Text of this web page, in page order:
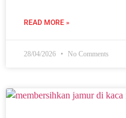
READ MORE »
28/04/2026 No Comments